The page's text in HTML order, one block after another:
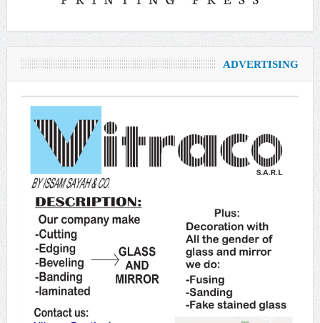
ADVERTISING